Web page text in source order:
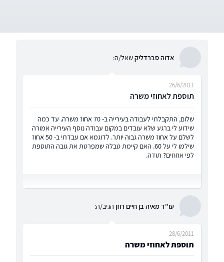
אדוה סברדליקשאל/ה:
תוספת לאחוזי משרה
26/6/2011
שלום, התקבלתי לעבודה בעירייה ב- 70 אחוז משרה. עד כמה
שידוע לי ברגע שלא עובדים במקום עבודה נוסף העירייה אמורה
לשלם על אחוז משרה גבוה יותר. לדוגמא אם עבדתי ב- 50 אחוז
שילמו לי על 60. האם קיימת טבלה שמפרטת את גובה התוספת
לפי אחוזים? תודה.
עו"ד מאיה בן חיים רוזן הגיב/ה:
תוספת לאחוזי משרה
28/6/2011